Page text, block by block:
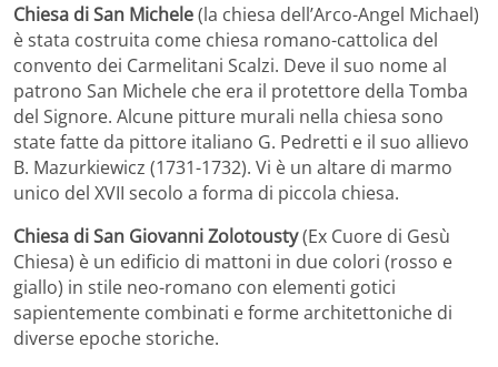
Chiesa di San Michele(la chiesa dell’Arco-Angel Michael)
è stata costruita come chiesa romano-cattolica del
convento dei Carmelitani Scalzi. Deve il suo nome al
patrono San Michele che era il protettore della Tomba
del Signore. Alcune pitture murali nella chiesa sono
state fatte da pittore italiano G. Pedretti e il suo allievo
B. Mazurkiewicz (1731-1732). Vi è un altare di marmo
unico del XVII secolo a forma di piccola chiesa.
Chiesa di San Giovanni Zolotousty(Ex Cuore di Gesù
Chiesa) è un edificio di mattoni in due colori (rosso e
giallo) in stile neo-romano con elementi gotici
sapientemente combinati e forme architettoniche di
diverse epoche storiche.